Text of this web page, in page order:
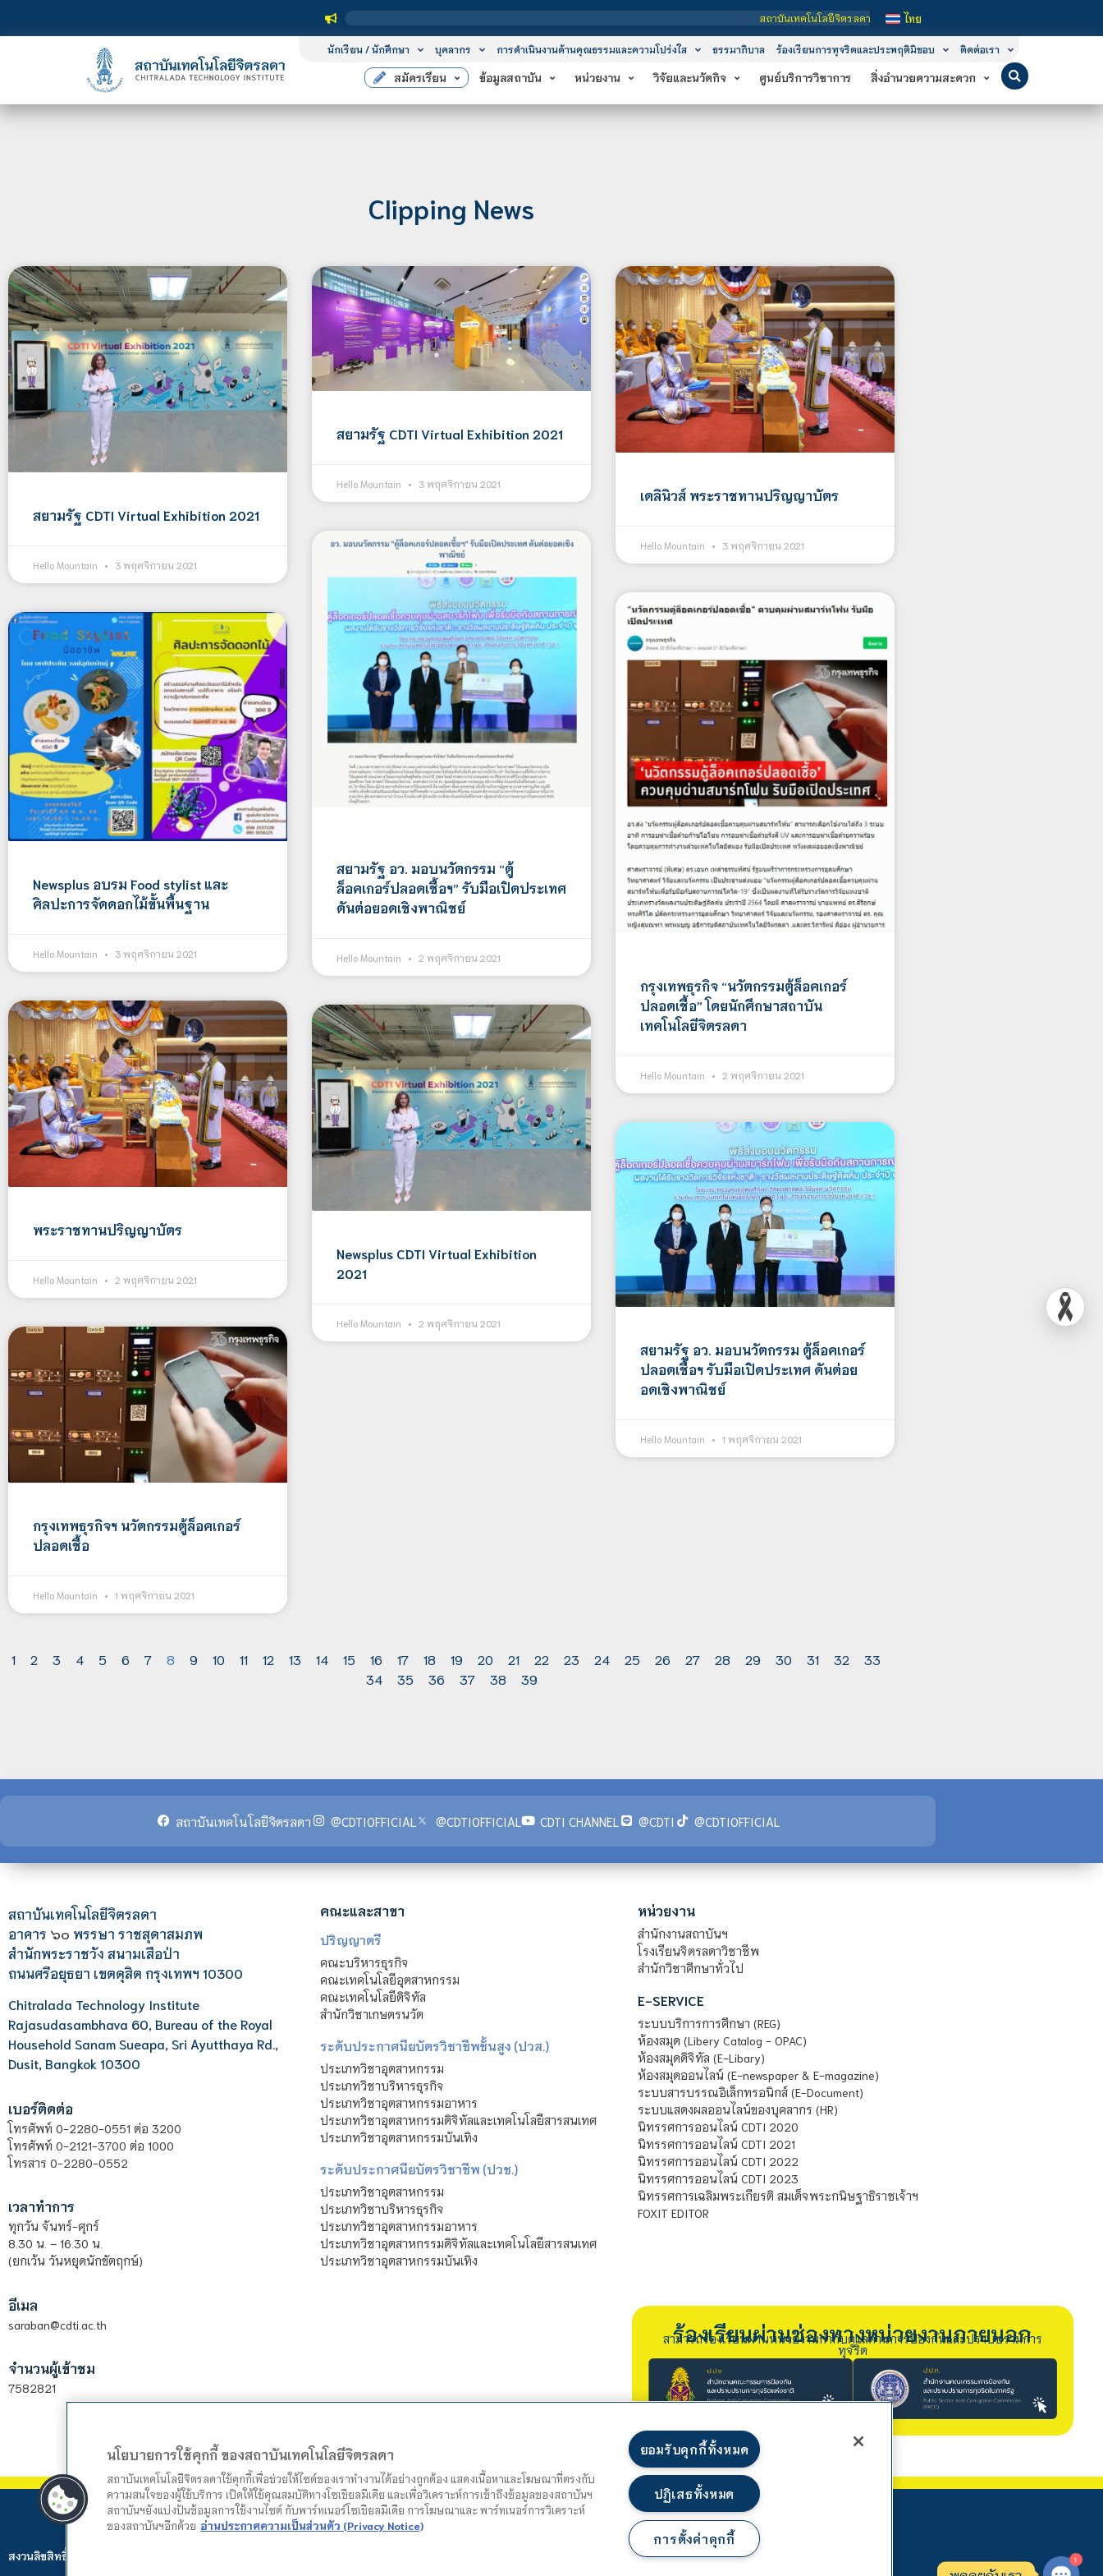
สถาบันเทคโนโลยีจิตรลดา เป็นสถาบันอุดมศึกษาในกำกับของรัฐ เปิดหลักสูตรการเรียนการสอน
ไทย
นักเรียน / นักศึกษา บุคลากร การดำเนินงานด้านคุณธรรมและความโปร่งใส ธรรมาภิบาล ร้องเรียนการทุจริตและประพฤติมิชอบ ติดต่อเรา
สมัครเรียน ข้อมูลสถาบัน หน่วยงาน วิจัยและนวัตกิจ ศูนย์บริการวิชาการ สิ่งอำนวยความสะดวก
Clipping News
สยามรัฐ CDTI Virtual Exhibition 2021
Hello Mountain 3 พฤศจิกายน 2021
สยามรัฐ CDTI Virtual Exhibition 2021
Hello Mountain 3 พฤศจิกายน 2021
เดลินิวส์ พระราชทานปริญญาบัตร
Hello Mountain 3 พฤศจิกายน 2021
Newsplus อบรม Food stylist และ
ศิลปะการจัดดอกไม้ขั้นพื้นฐาน
Hello Mountain 3 พฤศจิกายน 2021
สยามรัฐ อว. มอบนวัตกรรม “ตู้
ล็อคเกอร์ปลอดเชื้อฯ” รับมือเปิดประเทศ
ดันต่อยอดเชิงพาณิชย์
Hello Mountain 2 พฤศจิกายน 2021
กรุงเทพธุรกิจ “นวัตกรรมตู้ล็อคเกอร์
ปลอดเชื้อ” โดยนักศึกษาสถาบัน
เทคโนโลยีจิตรลดา
Hello Mountain 2 พฤศจิกายน 2021
พระราชทานปริญญาบัตร
Hello Mountain 2 พฤศจิกายน 2021
Newsplus CDTI Virtual Exhibition
2021
Hello Mountain 2 พฤศจิกายน 2021
สยามรัฐ อว. มอบนวัตกรรม ตู้ล็อคเกอร์
ปลอดเชื้อฯ รับมือเปิดประเทศ ดันต่อย
อดเชิงพาณิชย์
Hello Mountain 1 พฤศจิกายน 2021
กรุงเทพธุรกิจฯ นวัตกรรมตู้ล็อคเกอร์
ปลอดเชื้อ
Hello Mountain 1 พฤศจิกายน 2021
1 2 3 4 5 6 7 8 9 10 11 12 13 14 15 16 17 18 19 20 21 22 23 24 25 26 27 28 29 30 31 32
33
34
35 36 37 38 39
สถาบันเทคโนโลยีจิตรลดา @CDTIOFFICIAL @CDTIOFFICIAL CDTI CHANNEL @CDTI @CDTIOFFICIAL
สถาบันเทคโนโลยีจิตรลดา
อาคาร ๖๐ พรรษา ราชสุดาสมภพ
สำนักพระราชวัง สนามเสือป่า
ถนนศรีอยุธยา เขตดุสิต กรุงเทพฯ 10300
Chitralada Technology Institute
Rajasudasambhava 60, Bureau of the Royal
Household Sanam Sueapa, Sri Ayutthaya Rd.,
Dusit, Bangkok 10300
เบอร์ติดต่อ
โทรศัพท์ 0-2280-0551 ต่อ 3200
โทรศัพท์ 0-2121-3700 ต่อ 1000
โทรสาร 0-2280-0552
เวลาทำการ
ทุกวัน จันทร์-ศุกร์
8.30 น. – 16.30 น.
(ยกเว้น วันหยุดนักขัตฤกษ์)
อีเมล
saraban@cdti.ac.th
จำนวนผู้เข้าชม
7582821
คณะและสาขา
ปริญญาตรี
คณะบริหารธุรกิจ
คณะเทคโนโลยีอุตสาหกรรม
คณะเทคโนโลยีดิจิทัล
สำนักวิชาเกษตรนวัต
ระดับประกาศนียบัตรวิชาชีพชั้นสูง (ปวส.)
ประเภทวิชาอุตสาหกรรม
ประเภทวิชาบริหารธุรกิจ
ประเภทวิชาอุตสาหกรรมอาหาร
ประเภทวิชาอุตสาหกรรมดิจิทัลและเทคโนโลยีสารสนเทศ
ประเภทวิชาอุตสาหกรรมบันเทิง
ระดับประกาศนียบัตรวิชาชีพ (ปวช.)
ประเภทวิชาอุตสาหกรรม
ประเภทวิชาบริหารธุรกิจ
ประเภทวิชาอุตสาหกรรมอาหาร
ประเภทวิชาอุตสาหกรรมดิจิทัลและเทคโนโลยีสารสนเทศ
ประเภทวิชาอุตสาหกรรมบันเทิง
หน่วยงาน
สำนักงานสถาบันฯ
โรงเรียนจิตรลดาวิชาชีพ
สำนักวิชาศึกษาทั่วไป
E-SERVICE
ระบบบริการการศึกษา (REG)
ห้องสมุด (Libery Catalog - OPAC)
ห้องสมุดดิจิทัล (E-Libary)
ห้องสมุดออนไลน์ (E-newspaper & E-magazine)
ระบบสารบรรณอิเล็กทรอนิกส์ (E-Document)
ระบบแสดงผลออนไลน์ของบุคลากร (HR)
นิทรรศการออนไลน์ CDTI 2020
นิทรรศการออนไลน์ CDTI 2021
นิทรรศการออนไลน์ CDTI 2022
นิทรรศการออนไลน์ CDTI 2023
นิทรรศการเฉลิมพระเกียรติ สมเด็จพระกนิษฐาธิราชเจ้าฯ
FOXIT EDITOR
ร้องเรียนผ่านช่องทางหน่วยงานภายนอก
สามารถร้องเรียนผ่านหน่วยงานกำกับดูแลด้านการป้องกันและปราบปรามการ
ทุจริต
สงวนลิขสิทธิ์ © 2024 สถาบันเทคโนโลยีจิตรลดา. Web by นโยบายความเป็นส่วนตัว
1
นโยบายการใช้คุกกี้ ของสถาบันเทคโนโลยีจิตรลดา
สถาบันเทคโนโลยีจิตรลดาใช้คุกกี้เพื่อช่วยให้ไซต์ของเราทำงานได้อย่างถูกต้อง แสดงเนื้อหาและโฆษณาที่ตรงกับ
ความสนใจของผู้ใช้บริการ เปิดให้ใช้คุณสมบัติทางโซเชียลมีเดีย และเพื่อวิเคราะห์การเข้าถึงข้อมูลของสถาบันฯ
สถาบันฯยังแบ่งปันข้อมูลการใช้งานไซต์ กับพาร์ทเนอร์โซเชียลมีเดีย การโฆษณาและ พาร์ทเนอร์การวิเคราะห์
ของสถาบันฯอีกด้วย อ่านประกาศความเป็นส่วนตัว (Privacy Notice)
ยอมรับคุกกี้ทั้งหมด
ปฏิเสธทั้งหมด
การตั้งค่าคุกกี้